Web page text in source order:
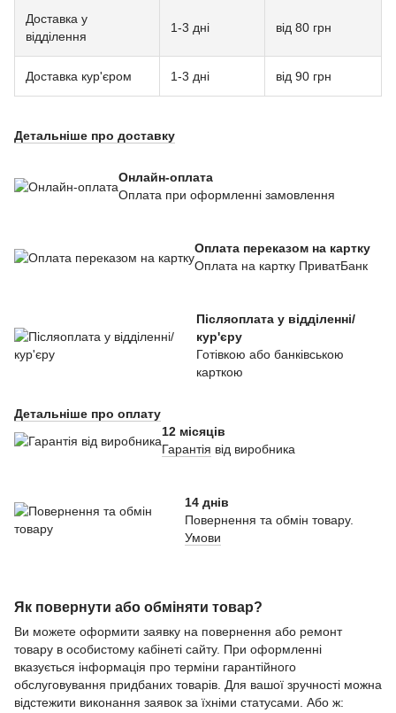
Доставка у
відділення
1-3 дні від 80 грн
Доставка кур'єром 1-3 дні від 90 грн
Детальніше про доставку
Онлайн-оплата
Оплата при оформленні замовлення
Оплата переказом на картку
Оплата на картку ПриватБанк
Післяоплата у відділенні/
кур'єру
Готівкою або банківською
карткою
Детальніше про оплату
12 місяців
Гарантія від виробника
14 днів
Повернення та обмін товару.
Умови
Як повернути або обміняти товар?
Ви можете оформити заявку на повернення або ремонт
товару в особистому кабінеті сайту. При оформленні
вказується інформація про терміни гарантійного
обслуговування придбаних товарів. Для вашої зручності можна
відстежити виконання заявок за їхніми статусами. Або ж: